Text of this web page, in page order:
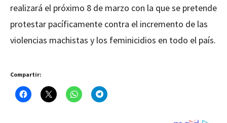
realizará el próximo 8 de marzo con la que se pretende
protestar pacíficamente contra el incremento de las
violencias machistas y los feminicidios en todo el país.
Compartir: